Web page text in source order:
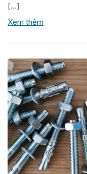
[…]
Xem thêm